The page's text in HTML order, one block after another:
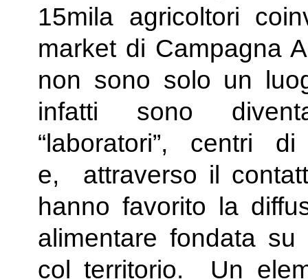
15mila agricoltori
market di Campagna
non sono solo un
infatti sono
“laboratori”, centri
e, attraverso il
hanno favorito la
alimentare fondata
col territorio. Un